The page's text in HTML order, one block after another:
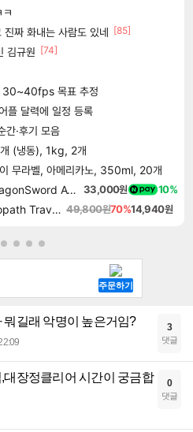
짜 화내는 사람도 있네 [85]
김규원 [74]
30~40fps 목표 추정
플 달력에 일정 등록
간·후기 모음
개 (냉동), 1kg, 2개
무라벨, 아메리카노, 350ml, 20개
드래곤소드 어웨이크닝 DragonSword Awakening 33,000원 10%
옥토패스 트래블러 II Octopath Traveler II 49,800원70%14,940원
뭐길래 악명이 높은거임? 3
댓글
대장정클리어 시간이 궁금합
0
댓글